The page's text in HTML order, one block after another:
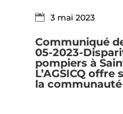
3 mai 2023
Communiqué
05-2023-
pompiers à
L’AGSICQ offre
la